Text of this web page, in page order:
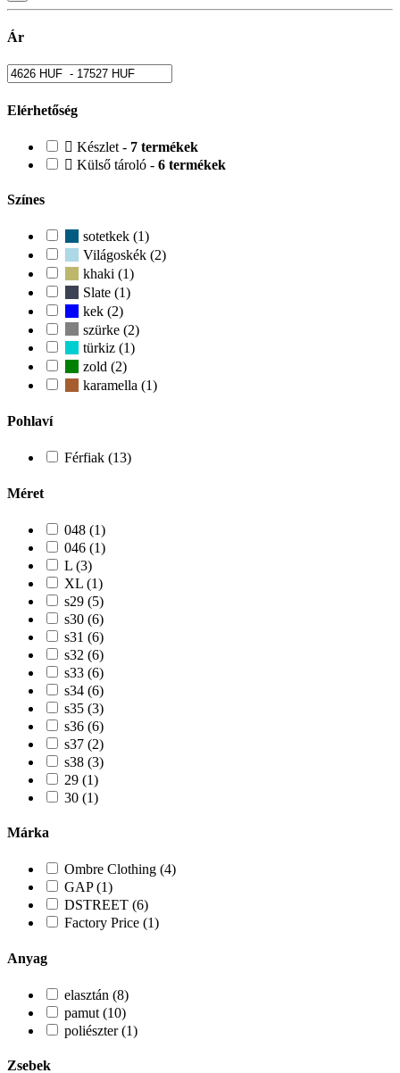
Ár
Elérhetőség
Készlet - 7 termékek
Külső tároló - 6 termékek
Színes
sotetkek (1)
Világoskék (2)
khaki (1)
Slate (1)
kek (2)
szürke (2)
türkiz (1)
zold (2)
karamella (1)
Pohlaví
Férfiak (13)
Méret
048 (1)
046 (1)
L (3)
XL (1)
s29 (5)
s30 (6)
s31 (6)
s32 (6)
s33 (6)
s34 (6)
s35 (3)
s36 (6)
s37 (2)
s38 (3)
29 (1)
30 (1)
Márka
Ombre Clothing (4)
GAP (1)
DSTREET (6)
Factory Price (1)
Anyag
elasztán (8)
pamut (10)
poliészter (1)
Zsebek